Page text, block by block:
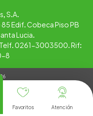
Favoritos
Atención
S.A.
Edif. Cobeca Piso PB
Lucia.
0261-3003500. Rif:
8